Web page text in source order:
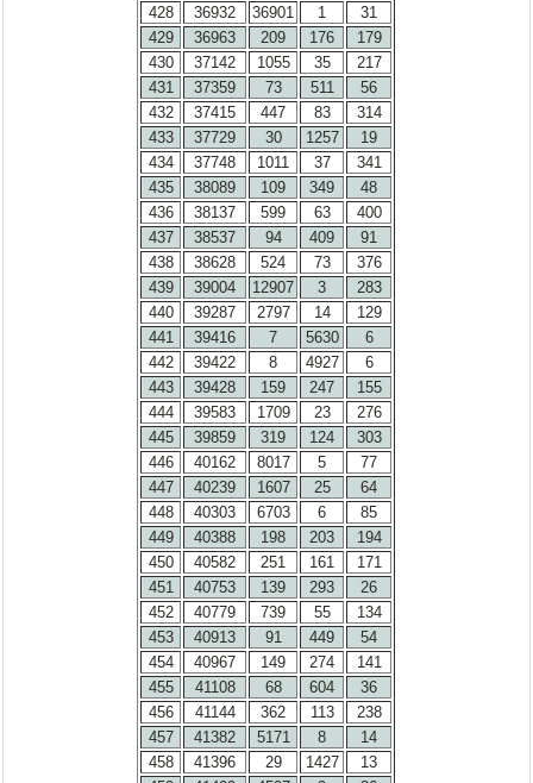
428
36932 36901 1
31
429
36963 209 176
179
430
37142 1055 35
217
431
37359 73 511
56
432
37415 447 83
314
433
37729 30 1257
19
434
37748 1011 37
341
435
38089 109 349
48
436
38137 599 63
400
437
38537 94 409
91
438
38628 524 73
376
439
39004 12907 3
283
440
39287 2797 14
129
441
39416 7 5630
6
442
39422 8 4927
6
443
39428 159 247
155
444
39583 1709 23
276
445
39859 319 124
303
446
40162 8017 5
77
447
40239 1607 25
64
448
40303 6703 6
85
449
40388 198 203
194
450
40582 251 161
171
451
40753 139 293
26
452
40779 739 55
134
453
40913 91 449
54
454
40967 149 274
141
455
41108 68 604
36
456
41144 362 113
238
457
41382 5171 8
14
458
41396 29 1427
13